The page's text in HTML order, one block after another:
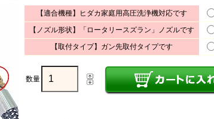
【適合機種】ヒダカ家庭用高圧洗浄機対応です
【ノズル形状】「ロータリースズラン」ノズルです
【取付タイプ】ガン先取付タイプです
数量